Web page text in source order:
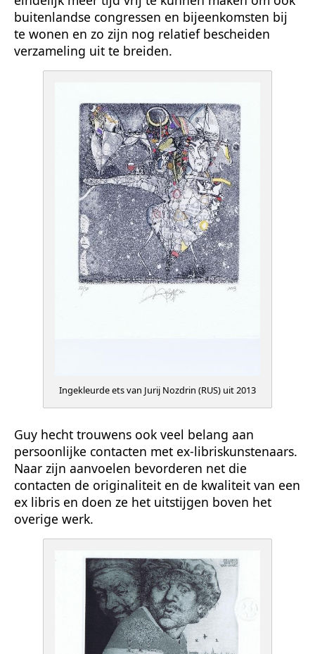
buitenlandse congressen en bijeenkomsten bij
te wonen en zo zijn nog relatief bescheiden
verzameling uit te breiden.
Ingekleurde ets van Jurij Nozdrin (RUS) uit 2013
Guy hecht trouwens ook veel belang aan
persoonlijke contacten met ex-libriskunstenaars.
Naar zijn aanvoelen bevorderen net die
contacten de originaliteit en de kwaliteit van een
ex libris en doen ze het uitstijgen boven het
overige werk.